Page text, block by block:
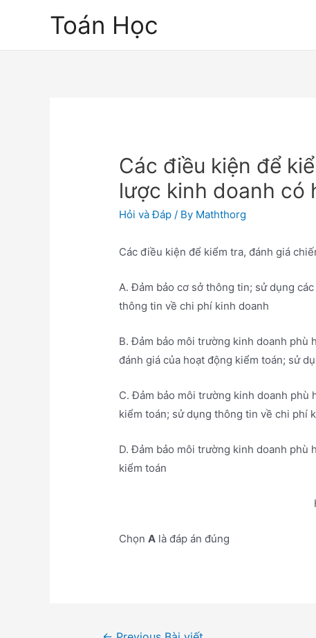
Toán Học
Các điều kiện để
lược kinh doanh có
Hỏi và Đáp / By Maththorg
Các điều kiện để kiểm tra, đánh giá
A. Đảm bảo cơ sở thông tin; sử dụng
thông tin về chi phí kinh doanh
B. Đảm bảo môi trường kinh doanh phù
đánh giá của hoạt động kiểm toán; sử
C. Đảm bảo môi trường kinh doanh phù
kiểm toán; sử dụng thông tin về chi phí
D. Đảm bảo môi trường kinh doanh phù
kiểm toán
ChọnA là đáp án đúng
Điều